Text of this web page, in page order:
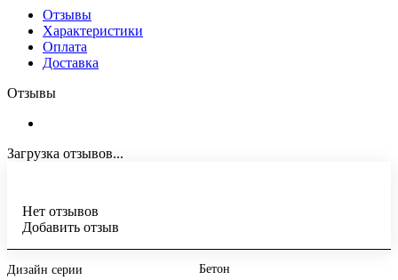
Отзывы
Характеристики
Оплата
Доставка
Отзывы
Загрузка отзывов...
Нет отзывов
Добавить отзыв
Дизайн серии Бетон